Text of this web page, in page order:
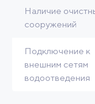
Наличие
сооружений
Подключение к
внешним сетям
водоотведения